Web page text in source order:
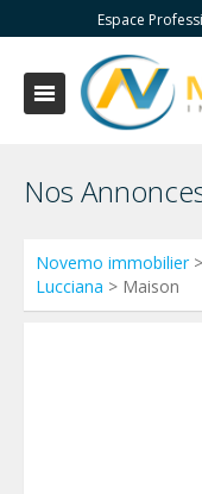
Espace
Nos
Novemo immobilier>
Lucciana > Maison